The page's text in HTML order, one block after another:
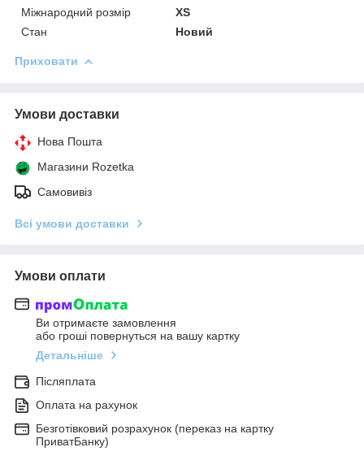
Міжнародний розмір
XS
Стан
Новий
Приховати
Умови доставки
Нова Пошта
Магазини Rozetka
Самовивіз
Всі умови доставки
Умови оплати
Ви отримаєте замовлення
або гроші повернуться на вашу картку
Детальніше
Післяплата
Оплата на рахунок
Безготівковий розрахунок (переказ на картку
ПриватБанку)